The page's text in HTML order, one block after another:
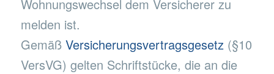
Wohnungswechsel dem Versicherer zu
melden ist.
Gemäß Versicherungsvertragsgesetz(§10
VersVG) gelten Schriftstücke, die an die